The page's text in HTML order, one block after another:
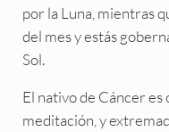
por la Luna, mientras
del mes y estás
Sol.
El nativo de Cáncer es
meditación, y